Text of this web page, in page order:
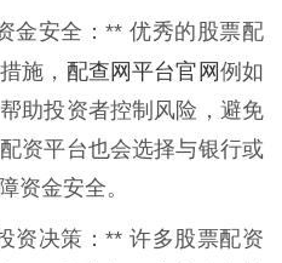
金安全：** 优秀的股票配
施， 配查网平台官网例如
助投资者控制风险，避免
资平台也会选择与银行或
资金安全。
资决策：** 许多股票配资